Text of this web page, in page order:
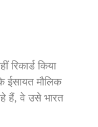
रिकार्ड किया
ईसायत मौलिक
हैं, वे उसे भारत